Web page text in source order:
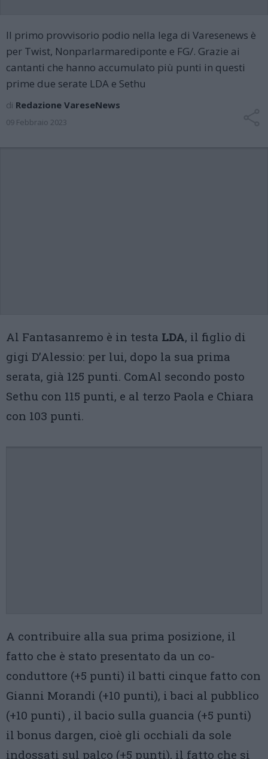
Il primo provvisorio podio nella lega di Varesenews è
per Twist, Nonparlarmarediponte e FG/. Grazie ai
cantanti che hanno accumulato più punti in questi
prime due serate LDA e Sethu
di Redazione VareseNews
09 Febbraio 2023
Al Fantasanremo è in testa LDA, il figlio di
gigi D’Alessio: per lui, dopo la sua prima
serata, già 125 punti. ComAl secondo posto
Sethu con 115 punti, e al terzo Paola e Chiara
con 103 punti.
A contribuire alla sua prima posizione, il
fatto che è stato presentato da un co-
conduttore (+5 punti) il batti cinque fatto con
Gianni Morandi (+10 punti), i baci al pubblico
(+10 punti) , il bacio sulla guancia (+5 punti)
il bonus dargen, cioè gli occhiali da sole
indossati sul palco (+5 punti), il fatto che si